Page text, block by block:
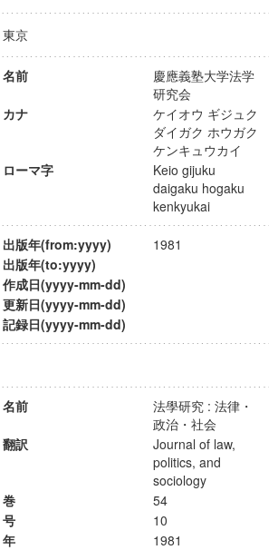
東京
名前
慶應義塾大学法学
研究会
カナ
ケイオウ ギジュク
ダイガク ホウガク
ケンキュウカイ
ローマ字
Keio gijuku
daigaku hogaku
kenkyukai
出版年(from:yyyy)
1981
出版年(to:yyyy)
作成日(yyyy-mm-dd)
更新日(yyyy-mm-dd)
記録日(yyyy-mm-dd)
名前
法學研究 : 法律・
政治・社会
翻訳
Journal of law,
politics, and
sociology
巻
54
号
10
年
1981